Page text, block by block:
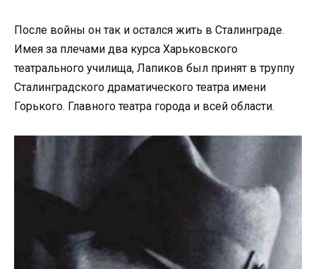
После войны он так и остался жить в Сталинграде.
Имея за плечами два курса Харьковского
театрального училища, Лапиков был принят в труппу
Сталинградского драматического театра имени
Горького. Главного театра города и всей области.